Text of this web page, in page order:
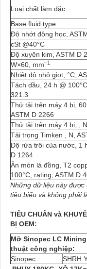
Loại chất làm đặc
Base fluid type
Độ nhớt động học,
cSt @40°C
Độ xuyên kim, ASTM D
W×60, mm–1
Nhiệt độ nhỏ giọt, °C,
Tách dầu, 24 h @
321.3
Thử tải trên máy 4 bi,
ASTM D 2266
Thử tải trên máy 4 bi, ,
Tải trọng Timken , N,
Độ rửa trôi của nước, 1
D 1264
Ăn mòn lá đồng, T2
100°C, rating, ASTM D
Những dữ liệu này
tiêu biểu và không phải
TIÊU CHUẨN và
BỊ OEM:
Mỡ Sinopec LC
thuật công nghiệp:
Sinopec
SHRH